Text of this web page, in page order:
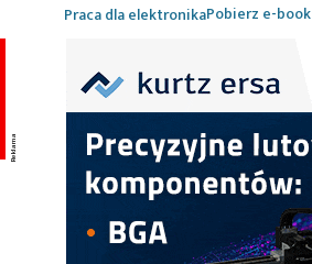
Praca dla elektronikaPobierz e-book